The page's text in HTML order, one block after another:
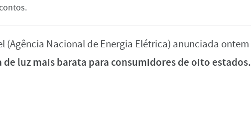
(Agência Nacional de Energia Elétrica) anunciada ontem
de luz mais barata para consumidores de oito estados.